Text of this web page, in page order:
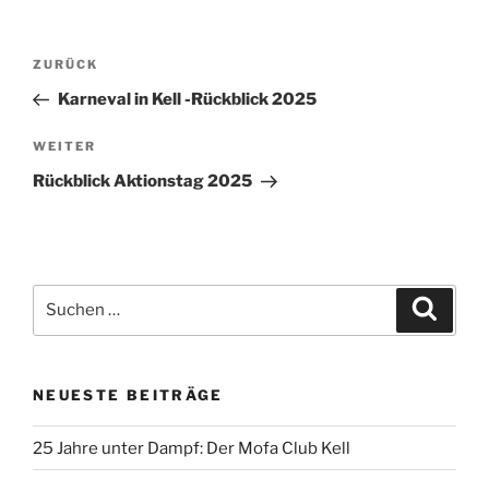
Beitragsnavigation
Vorheriger
Beitrag
ZURÜCK
Karneval in Kell -Rückblick 2025
Nächster
Beitrag
WEITER
Rückblick Aktionstag 2025
nach:
NEUESTE BEITRÄGE
25 Jahre unter Dampf: Der Mofa Club Kell